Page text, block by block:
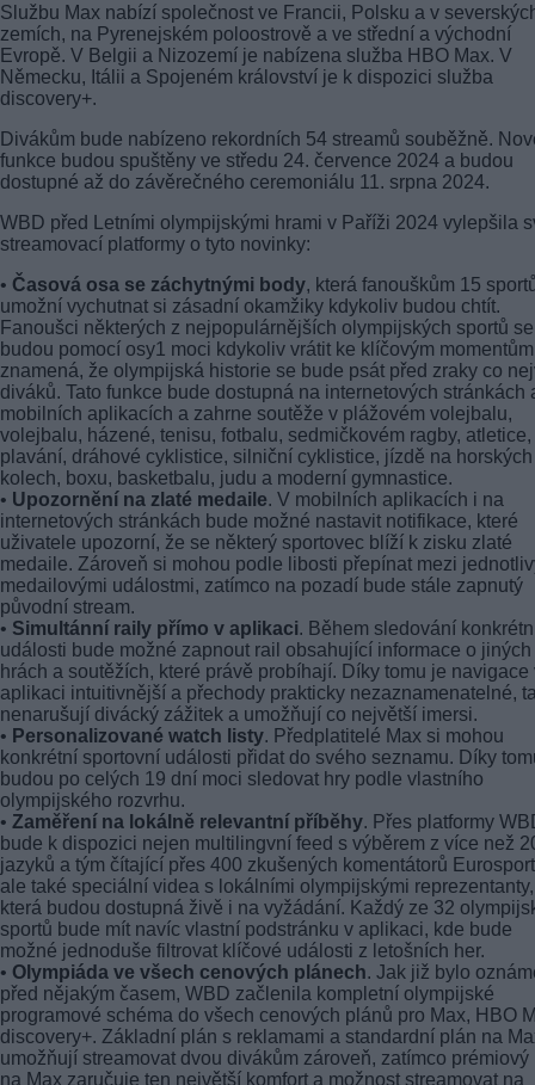
Službu Max nabízí společnost ve Francii, Polsku a v
zemích, na Pyrenejském poloostrově a ve střední a východní
Evropě. V Belgii a Nizozemí je nabízena služba HBO Max. V
Německu, Itálii a Spojeném království je k dispozici služba
discovery+.
Divákům bude nabízeno rekordních 54 streamů souběžně.
funkce budou spuštěny ve středu 24. července 2024 a budou
dostupné až do závěrečného ceremoniálu 11. srpna 2024.
WBD před Letními olympijskými hrami v Paříži 2024 vylepšila
streamovací platformy o tyto novinky:
• Časová osa se záchytnými body, která fanouškům 15
umožní vychutnat si zásadní okamžiky kdykoliv budou chtít.
Fanoušci některých z nejpopulárnějších olympijských sportů se
budou pomocí osy1 moci kdykoliv vrátit ke klíčovým
znamená, že olympijská historie se bude psát před zraky co
diváků. Tato funkce bude dostupná na internetových stránkách
mobilních aplikacích a zahrne soutěže v plážovém volejbalu,
volejbalu, házené, tenisu, fotbalu, sedmičkovém ragby, atletice,
plavání, dráhové cyklistice, silniční cyklistice, jízdě na horských
kolech, boxu, basketbalu, judu a moderní gymnastice.
• Upozornění na zlaté medaile. V mobilních aplikacích i na
internetových stránkách bude možné nastavit notifikace, které
uživatele upozorní, že se některý sportovec blíží k zisku zlaté
medaile. Zároveň si mohou podle libosti přepínat mezi
medailovými událostmi, zatímco na pozadí bude stále zapnutý
původní stream.
• Simultánní raily přímo v aplikaci. Během sledování
události bude možné zapnout rail obsahující informace o jiných
hrách a soutěžích, které právě probíhají. Díky tomu je navigace
aplikaci intuitivnější a přechody prakticky nezaznamenatelné,
nenarušují divácký zážitek a umožňují co největší imersi.
• Personalizované watch listy. Předplatitelé Max si mohou
konkrétní sportovní události přidat do svého seznamu. Díky
budou po celých 19 dní moci sledovat hry podle vlastního
olympijského rozvrhu.
• Zaměření na lokálně relevantní příběhy. Přes platformy
bude k dispozici nejen multilingvní feed s výběrem z více než
jazyků a tým čítající přes 400 zkušených komentátorů
ale také speciální videa s lokálními olympijskými reprezentanty,
která budou dostupná živě i na vyžádání. Každý ze 32
sportů bude mít navíc vlastní podstránku v aplikaci, kde bude
možné jednoduše filtrovat klíčové události z letošních her.
• Olympiáda ve všech cenových plánech. Jak již bylo
před nějakým časem, WBD začlenila kompletní olympijské
programové schéma do všech cenových plánů pro Max, HBO
discovery+. Základní plán s reklamami a standardní plán na
umožňují streamovat dvou divákům zároveň, zatímco prémiový
na Max zaručuje ten největší komfort a možnost streamovat na